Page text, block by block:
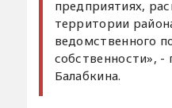
предприятиях,
территории
ведомственного
собственности», -
Балабкина.